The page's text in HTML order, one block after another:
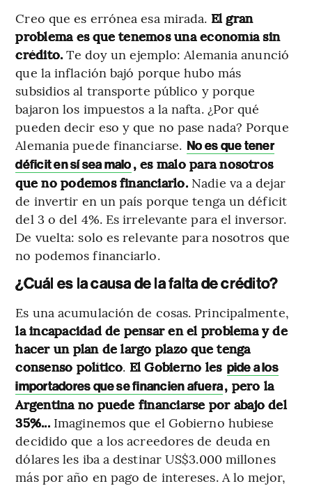
Creo que es errónea esa mirada. El gran
problema es que tenemos una economía sin
crédito. Te doy un ejemplo: Alemania anunció
que la inflación bajó porque hubo más
subsidios al transporte público y porque
bajaron los impuestos a la nafta. ¿Por qué
pueden decir eso y que no pase nada? Porque
Alemania puede financiarse. No es que tener
déficit en sí sea malo, es malo para nosotros
que no podemos financiarlo. Nadie va a dejar
de invertir en un país porque tenga un déficit
del 3 o del 4%. Es irrelevante para el inversor.
De vuelta: solo es relevante para nosotros que
no podemos financiarlo.
¿Cuál es la causa de la falta de crédito?
Es una acumulación de cosas. Principalmente,
la incapacidad de pensar en el problema y de
hacer un plan de largo plazo que tenga
consenso político. El Gobierno les pide a los
importadores que se financien afuera, pero la
Argentina no puede financiarse por abajo del
35%... Imaginemos que el Gobierno hubiese
decidido que a los acreedores de deuda en
dólares les iba a destinar US$3.000 millones
más por año en pago de intereses. A lo mejor,